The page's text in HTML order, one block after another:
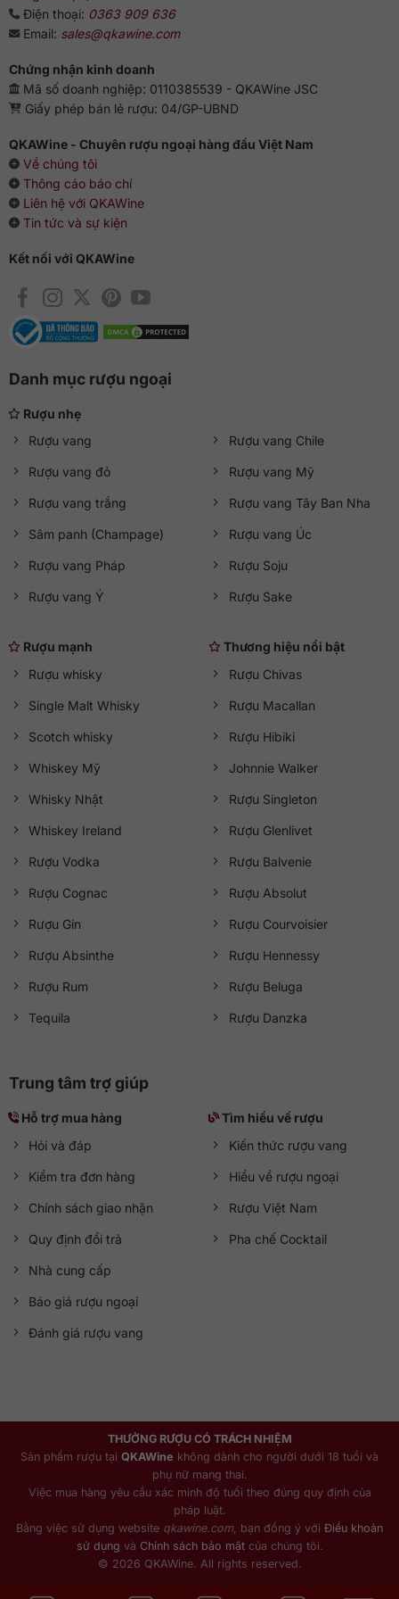
Điện thoại: 0363 909 636
Email: sales@qkawine.com
Chứng nhận kinh doanh
Mã số doanh nghiệp: 0110385539 - QKAWine JSC
Giấy phép bán lẻ rượu: 04/GP-UBND
QKAWine - Chuyên rượu ngoại hàng đầu Việt Nam
Về chúng tôi
Thông cáo báo chí
Liên hệ với QKAWine
Tin tức và sự kiện
Kết nối với QKAWine
Danh mục rượu ngoại
Rượu nhẹ
Rượu vang
Rượu vang đỏ
Rượu vang trắng
Sâm panh (Champage)
Rượu vang Pháp
Rượu vang Ý
Rượu vang Chile
Rượu vang Mỹ
Rượu vang Tây Ban Nha
Rượu vang Úc
Rượu Soju
Rượu Sake
Rượu mạnh
Rượu whisky
Single Malt Whisky
Scotch whisky
Whiskey Mỹ
Whisky Nhật
Whiskey Ireland
Rượu Vodka
Rượu Cognac
Rượu Gin
Rượu Absinthe
Rượu Rum
Tequila
Thương hiệu nổi bật
Rượu Chivas
Rượu Macallan
Rượu Hibiki
Johnnie Walker
Rượu Singleton
Rượu Glenlivet
Rượu Balvenie
Rượu Absolut
Rượu Courvoisier
Rượu Hennessy
Rượu Beluga
Rượu Danzka
Trung tâm trợ giúp
Hỗ trợ mua hàng
Hỏi và đáp
Kiểm tra đơn hàng
Chính sách giao nhận
Quy định đổi trả
Nhà cung cấp
Báo giá rượu ngoại
Đánh giá rượu vang
Tìm hiểu về rượu
Kiến thức rượu vang
Hiểu về rượu ngoại
Rượu Việt Nam
Pha chế Cocktail
THƯỞNG RƯỢU CÓ TRÁCH NHIỆM
Sản phẩm rượu tại QKAWine không dành cho người dưới 18 tuổi và
phụ nữ mang thai.
Việc mua hàng yêu cầu xác minh độ tuổi theo đúng quy định của
pháp luật.
Bằng việc sử dụng website qkawine.com , bạn đồng ý với Điều khoản
sử dụng và Chính sách bảo mậtcủa chúng tôi.
© 2026 QKAWine. All rights reserved.